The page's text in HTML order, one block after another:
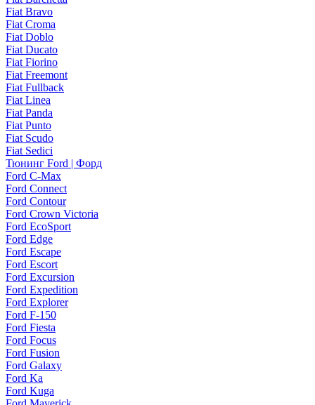
Fiat Bravo
Fiat Croma
Fiat Doblo
Fiat Ducato
Fiat Fiorino
Fiat Freemont
Fiat Fullback
Fiat Linea
Fiat Panda
Fiat Punto
Fiat Scudo
Fiat Sedici
Тюнинг Ford | Форд
Ford C-Max
Ford Connect
Ford Contour
Ford Crown Victoria
Ford EcoSport
Ford Edge
Ford Escape
Ford Escort
Ford Excursion
Ford Expedition
Ford Explorer
Ford F-150
Ford Fiesta
Ford Focus
Ford Fusion
Ford Galaxy
Ford Ka
Ford Kuga